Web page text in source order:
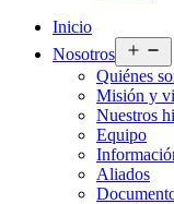
Inicio
Nosotros
el
Quiénes
Misión y
Nuestros
Equipo
Aliados